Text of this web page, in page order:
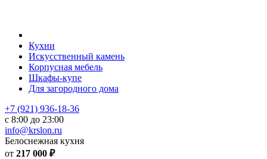
Кухни
Искусственный камень
Корпусная мебель
Шкафы-купе
Для загородного дома
+7 (921) 936-18-36
с 8:00 до 23:00
info@krslon.ru
Белоснежная кухня
от 217 000 ₽